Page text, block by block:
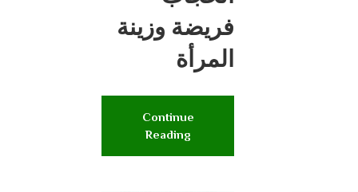
فريضة وزينة
المرأة
Continue
Reading